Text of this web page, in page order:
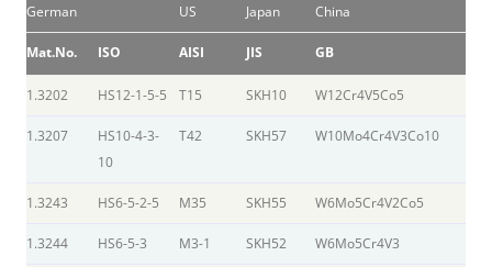
German US Japan China
Mat.No. ISO AISI JIS GB
1.3202 HS12-1-5-5 T15 SKH10 W12Cr4V5Co5
1.3207
HS10-4-3-
10
T42 SKH57 W10Mo4Cr4V3Co10
1.3243 HS6-5-2-5 M35 SKH55 W6Mo5Cr4V2Co5
1.3244 HS6-5-3 M3-1 SKH52 W6Mo5Cr4V3